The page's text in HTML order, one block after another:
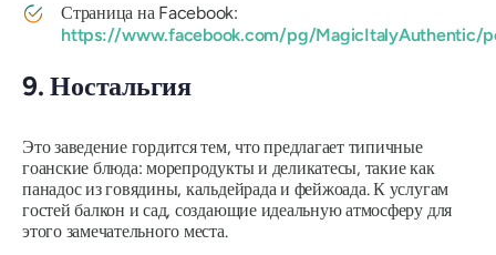
Страница на Facebook:
https://www.facebook.com/pg/MagicItalyAuthentic/
9. Ностальгия
Это заведение гордится тем, что предлагает типичные
гоанские блюда: морепродукты и деликатесы, такие как
панадос из говядины, кальдейрада и фейжоада. К услугам
гостей балкон и сад, создающие идеальную атмосферу для
этого замечательного места.